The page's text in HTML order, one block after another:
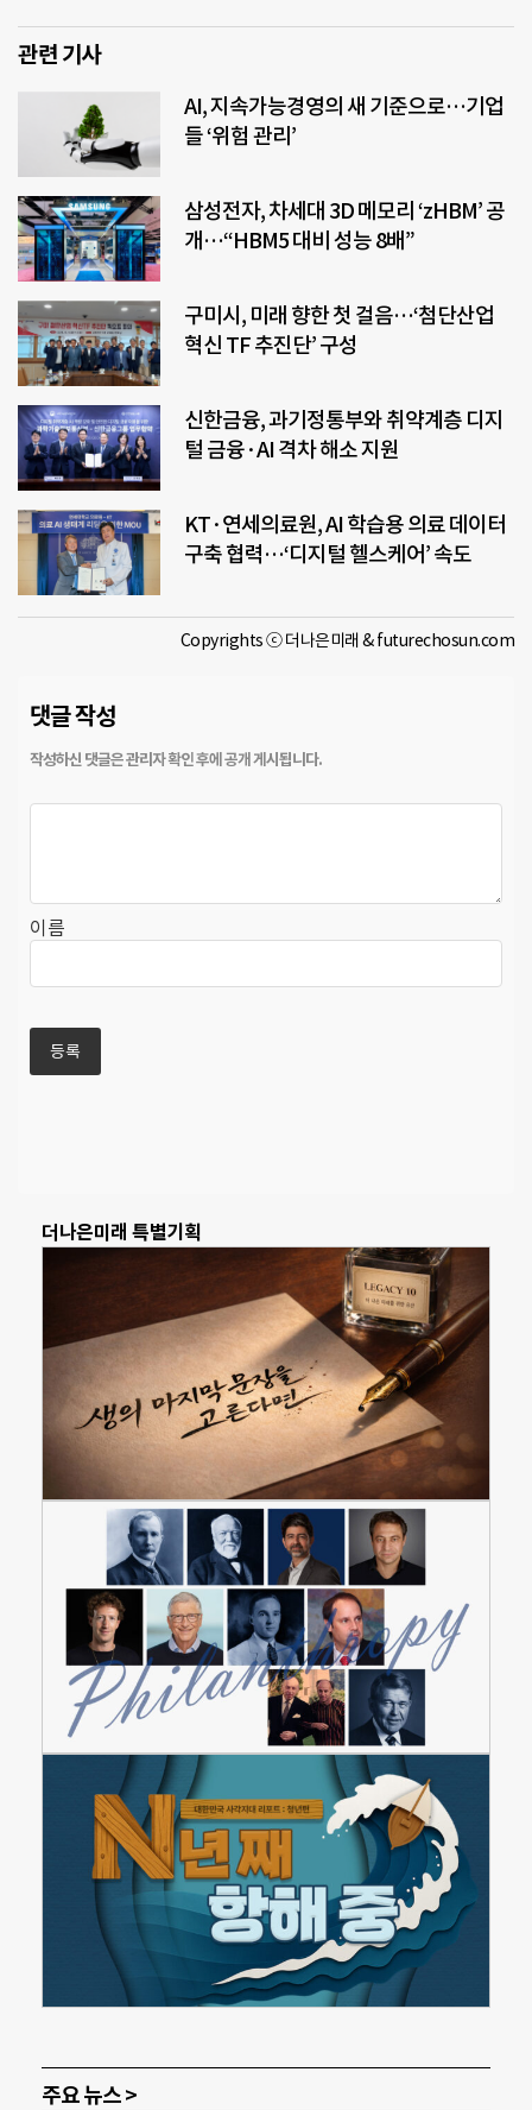
관련 기사
AI, 지속가능경영의 새 기준으로…기업
들 ‘위험 관리’
삼성전자, 차세대 3D 메모리 ‘zHBM’ 공
개…“HBM5 대비 성능 8배”
구미시, 미래 향한 첫 걸음…‘첨단산업
혁신 TF 추진단’ 구성
신한금융, 과기정통부와 취약계층 디지
털 금융·AI 격차 해소 지원
KT·연세의료원, AI 학습용 의료 데이터
구축 협력…‘디지털 헬스케어’ 속도
Copyrights ⓒ 더나은미래 & futurechosun.com
댓글 작성
이름
더나은미래 특별기획
주요 뉴스 >